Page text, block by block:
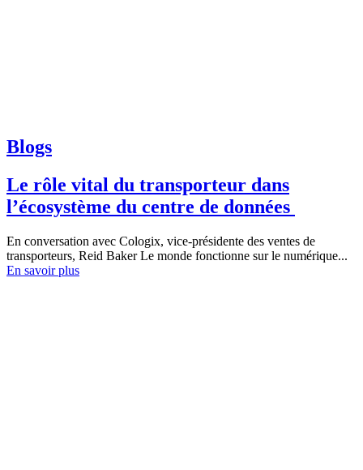
Blogs
Le rôle vital du transporteur dans
l’écosystème du centre de données
En conversation avec Cologix, vice-présidente des ventes de
transporteurs, Reid Baker Le monde fonctionne sur le numérique...
En savoir plus